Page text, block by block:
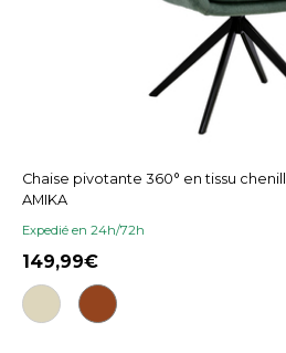
Chaise pivotante 360° en tissu
AMIKA
Expedié en 24h/72h
149,99